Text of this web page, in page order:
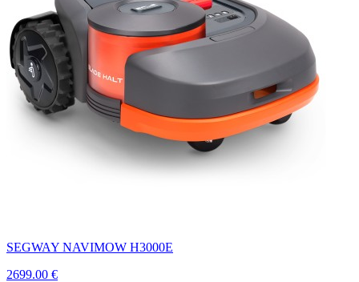
SEGWAY NAVIMOW H3000E
2699.00 €